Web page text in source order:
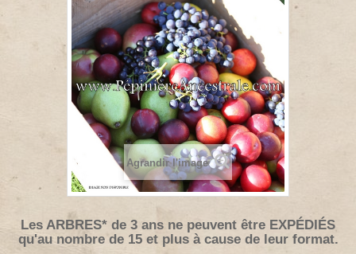
Agrandir l'image
Les ARBRES* de 3 ans ne peuvent être EXPÉDIÉS
qu'au nombre de 15 et plus à cause de leur format.